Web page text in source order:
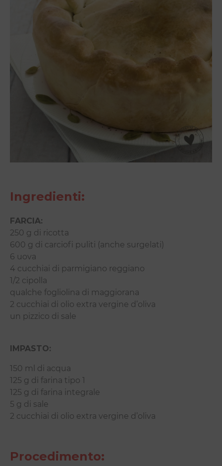
Ingredienti:
FARCIA:
250 g di ricotta
600 g di carciofi puliti (anche surgelati)
6 uova
4 cucchiai di parmigiano reggiano
1/2 cipolla
qualche fogliolina di maggiorana
2 cucchiai di olio extra vergine d’oliva
un pizzico di sale
IMPASTO:
150 ml di acqua
125 g di farina tipo 1
125 g di farina integrale
5 g di sale
2 cucchiai di olio extra vergine d’oliva
Procedimento: